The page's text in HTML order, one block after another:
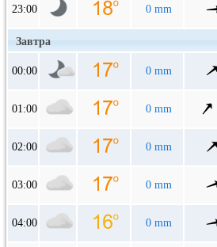
23:00 0 mm
Завтра
00:00 0 mm
01:00 0 mm
02:00 0 mm
03:00 0 mm
04:00 0 mm